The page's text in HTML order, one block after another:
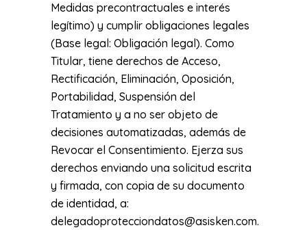
Medidas precontractuales e interés
legítimo) y cumplir obligaciones legales
(Base legal: Obligación legal). Como
Titular, tiene derechos de Acceso,
Rectificación, Eliminación, Oposición,
Portabilidad, Suspensión del
Tratamiento y a no ser objeto de
decisiones automatizadas, además de
Revocar el Consentimiento. Ejerza sus
derechos enviando una solicitud escrita
y firmada, con copia de su documento
de identidad, a:
delegadoprotecciondatos@asisken.com.